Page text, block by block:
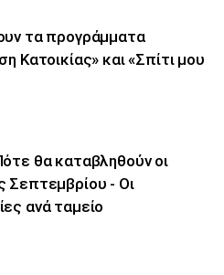
τα προγράμματα
Κατοικίας» και «Σπίτι μου
θα καταβληθούν οι
Σεπτεμβρίου - Οι
ανά ταμείο